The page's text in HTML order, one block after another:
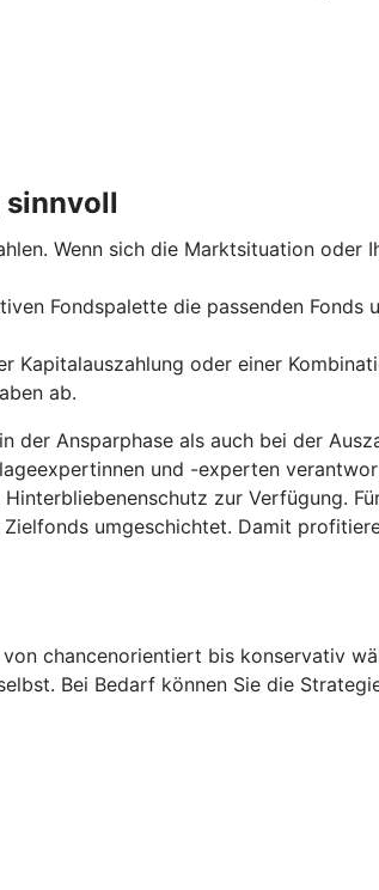
sinnvoll
Wenn sich die Marktsituation oder
Fondspalette die passenden
Kapitalauszahlung oder einer
ab.
der Ansparphase als auch bei der
und -experten
zur Verfügung.
umgeschichtet. Damit
chancenorientiert bis konservativ
Bei Bedarf können Sie die